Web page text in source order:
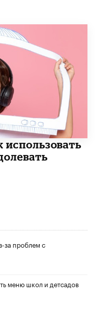
использовать
за проблем с
меню школ и детсадов